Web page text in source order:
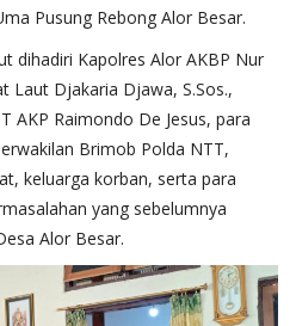
Pusung Rebong Alor Besar.
dihadiri Kapolres Alor AKBP Nur
Laut Djakaria Djawa, S.Sos.,
AKP Raimondo De Jesus, para
Brimob Polda NTT,
keluarga korban, serta para
yang sebelumnya
Alor Besar.